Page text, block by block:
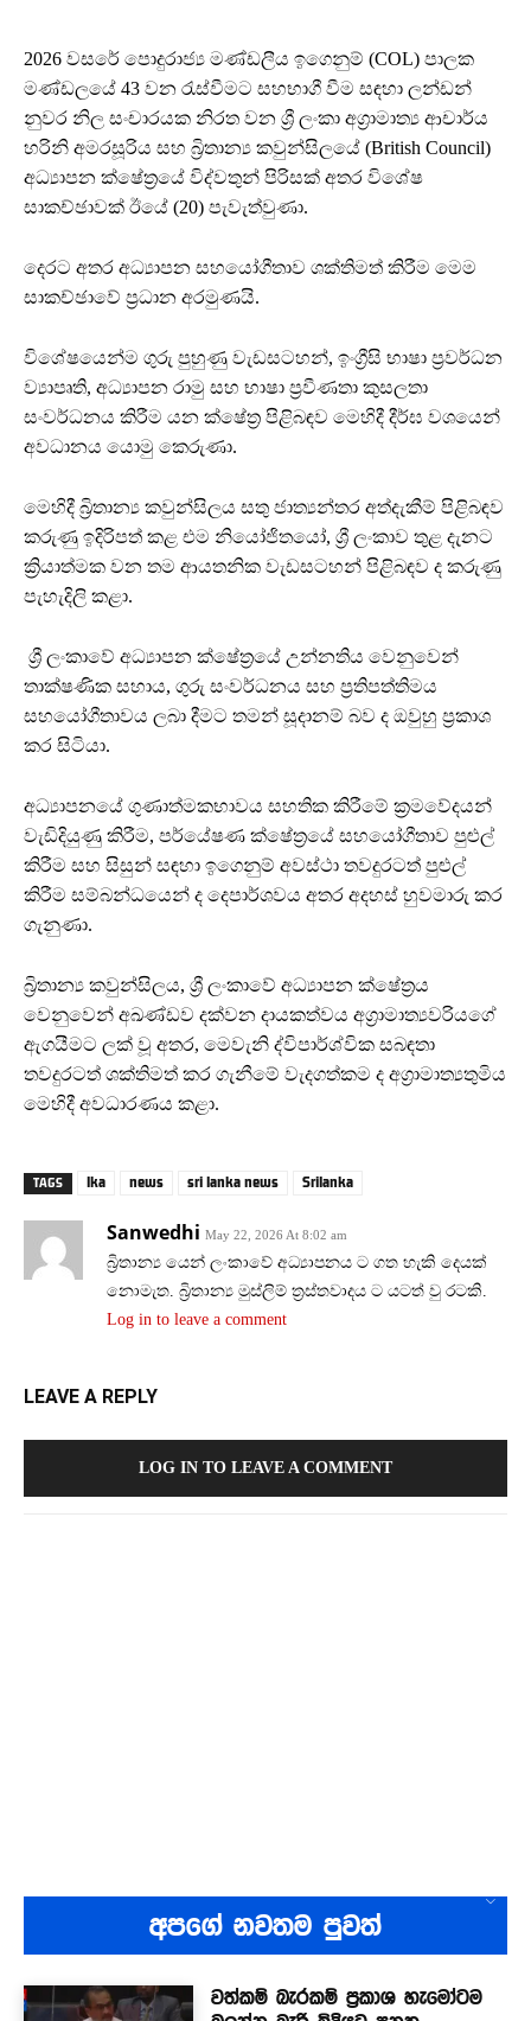
2026 වසරේ පොදුරාජ්‍ය මණ්ඩලීය ඉගෙනුම් (COL) පාලක
මණ්ඩලයේ 43 වන රැස්වීමට සහභාගී වීම සඳහා ලන්ඩන්
නුවර නිල සංචාරයක නිරත වන ශ්‍රී ලංකා අග්‍රාමාත්‍ය ආචාර්ය
හරිනි අමරසූරිය සහ බ්‍රිතාන්‍ය කවුන්සිලයේ (British Council)
අධ්‍යාපන ක්ෂේත්‍රයේ විද්වතුන් පිරිසක් අතර විශේෂ
සාකච්ඡාවක් ඊයේ (20) පැවැත්වුණා.
දෙරට අතර අධ්‍යාපන සහයෝගීතාව ශක්තිමත් කිරීම මෙම
සාකච්ඡාවේ ප්‍රධාන අරමුණයි.
විශේෂයෙන්ම ගුරු පුහුණු වැඩසටහන්, ඉංග්‍රීසි භාෂා ප්‍රවර්ධන
ව්‍යාපෘති, අධ්‍යාපන රාමු සහ භාෂා ප්‍රවීණතා කුසලතා
සංවර්ධනය කිරීම යන ක්ෂේත්‍ර පිළිබඳව මෙහිදී දීර්ඝ වශයෙන්
අවධානය යොමු කෙරුණා.
මෙහිදී බ්‍රිතාන්‍ය කවුන්සිලය සතු ජාත්‍යන්තර අත්දැකීම් පිළිබඳව
කරුණු ඉදිරිපත් කළ එම නියෝජිතයෝ, ශ්‍රී ලංකාව තුළ දැනට
ක්‍රියාත්මක වන තම ආයතනික වැඩසටහන් පිළිබඳව ද කරුණු
පැහැදිලි කළා.
ශ්‍රී ලංකාවේ අධ්‍යාපන ක්ෂේත්‍රයේ උන්නතිය වෙනුවෙන්
තාක්ෂණික සහාය, ගුරු සංවර්ධනය සහ ප්‍රතිපත්තිමය
සහයෝගීතාවය ලබා දීමට තමන් සූදානම් බව ද ඔවුහු ප්‍රකාශ
කර සිටියා.
අධ්‍යාපනයේ ගුණාත්මකභාවය සහතික කිරීමේ ක්‍රමවේදයන්
වැඩිදියුණු කිරීම, පර්යේෂණ ක්ෂේත්‍රයේ සහයෝගීතාව පුළුල්
කිරීම සහ සිසුන් සඳහා ඉගෙනුම් අවස්ථා තවදුරටත් පුළුල්
කිරීම සම්බන්ධයෙන් ද දෙපාර්ශවය අතර අදහස් හුවමාරු කර
ගැනුණා.
බ්‍රිතාන්‍ය කවුන්සිලය, ශ්‍රී ලංකාවේ අධ්‍යාපන ක්ෂේත්‍රය
වෙනුවෙන් අඛණ්ඩව දක්වන දායකත්වය අග්‍රාමාත්‍යවරියගේ
ඇගයීමට ලක් වූ අතර, මෙවැනි ද්විපාර්ශ්වික සබඳතා
තවදුරටත් ශක්තිමත් කර ගැනීමේ වැදගත්කම ද අග්‍රාමාත්‍යතුමිය
මෙහිදී අවධාරණය කළා.
TAGS lka news sri lanka news Srilanka
Sanwedhi May 22, 2026 At 8:02 am
බ්‍රිතාන්‍ය යෙන් ලංකාවේ අධ්‍යාපනය ට ගත හැකි දෙයක්
නොමැත. බ්‍රිතාන්‍ය මුස්ලිම් ත්‍රස්තවාදය ට යටත් වු රටකි.
Log in to leave a comment
LEAVE A REPLY
LOG IN TO LEAVE A COMMENT
අපගේ නවතම පුවත්
වත්කම් බැරකම් ප්‍රකාශ හැමෝටම